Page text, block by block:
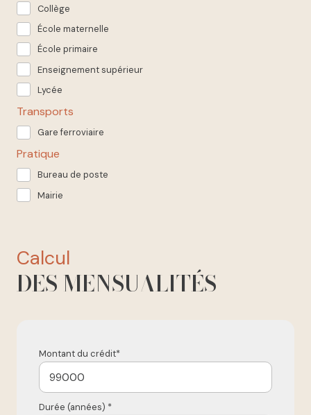
Collège
École maternelle
École primaire
Enseignement supérieur
Lycée
Transports
Gare ferroviaire
Pratique
Bureau de poste
Mairie
calcul
DES MENSUALITÉS
Montant du crédit*
Durée (années) *